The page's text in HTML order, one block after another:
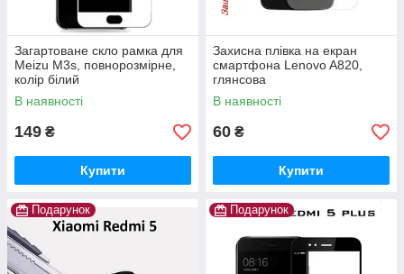
Загартоване скло рамка для
Meizu M3s, повнорозмірне,
колір білий
В наявності
149 ₴
Купити
Захисна плівка на екран
смартфона Lenovo A820,
глянсова
В наявності
60 ₴
Купити
Подарунок Подарунок